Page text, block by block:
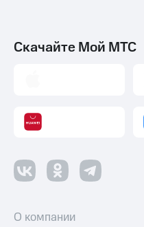
Скачайте Мой МТС
О компании